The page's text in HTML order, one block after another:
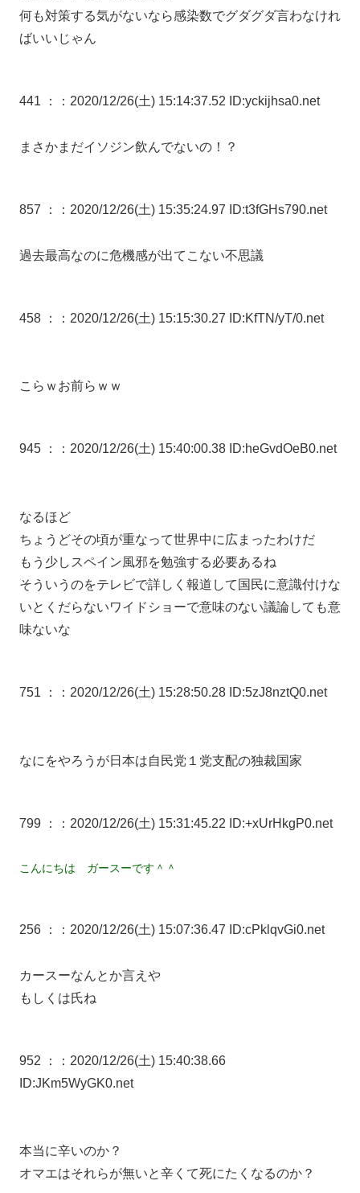
何も対策する気がないなら感染数でグダグダ言わなけれ
ばいいじゃん
441 ： ：2020/12/26(土) 15:14:37.52 ID:yckijhsa0.net
まさかまだイソジン飲んでないの！？
857 ： ：2020/12/26(土) 15:35:24.97 ID:t3fGHs790.net
過去最高なのに危機感が出てこない不思議
458 ： ：2020/12/26(土) 15:15:30.27 ID:KfTN/yT/0.net
こらｗお前らｗｗ
945 ： ：2020/12/26(土) 15:40:00.38 ID:heGvdOeB0.net
なるほど
ちょうどその頃が重なって世界中に広まったわけだ
もう少しスペイン風邪を勉強する必要あるね
そういうのをテレビで詳しく報道して国民に意識付けな
いとくだらないワイドショーで意味のない議論しても意
味ないな
751 ： ：2020/12/26(土) 15:28:50.28 ID:5zJ8nztQ0.net
なにをやろうが日本は自民党１党支配の独裁国家
799 ： ：2020/12/26(土) 15:31:45.22 ID:+xUrHkgP0.net
こんにちは ガースーです＾＾
256 ： ：2020/12/26(土) 15:07:36.47 ID:cPklqvGi0.net
カースーなんとか言えや
もしくは氏ね
952 ：
：2020/12/26(土) 15:40:38.66
ID:JKm5WyGK0.net
本当に辛いのか？
オマエはそれらが無いと辛くて死にたくなるのか？